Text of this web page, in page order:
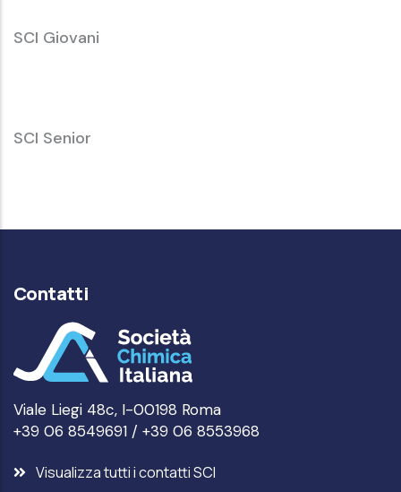
SCI
Giovani
SCI Giovani
SCI
Senior
SCI Senior
Contatti
Viale Liegi 48c, I-00198 Roma
+39 06 8549691 / +39 06 8553968
Visualizza tutti i contatti SCI